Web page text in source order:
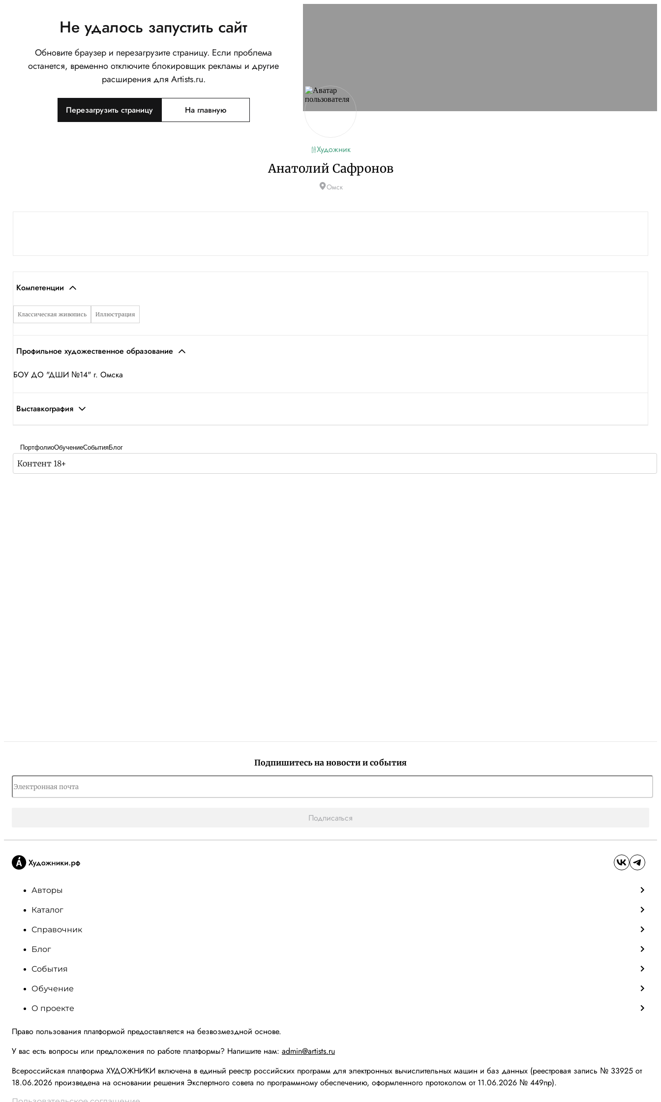
Не удалось запустить сайт
Обновите браузер и перезагрузите страницу. Если проблема
останется, временно отключите блокировщик рекламы и другие
расширения для Artists.ru.
Перезагрузить страницу На главную
Художник
Анатолий Сафронов
Омск
Компетенции
Классическая живопись Иллюстрация
Профильное художественное образование
БОУ ДО "ДШИ №14" г. Омска
Выставкография
ПортфолиоОбучениеСобытияБлог
Контент 18+
Подпишитесь на новости и события
Подписаться
Авторы
Каталог
Справочник
Блог
События
Обучение
О проекте
Право пользования платформой предоставляется на безвозмездной основе.
У вас есть вопросы или предложения по работе платформы? Напишите нам: admin@artists.ru
Всероссийская платформа ХУДОЖНИКИ включена в единый реестр российских программ для электронных вычислительных машин и баз данных (реестровая запись № 33925 от
18.06.2026 произведена на основании решения Экспертного совета по программному обеспечению, оформленного протоколом от 11.06.2026 № 449пр).